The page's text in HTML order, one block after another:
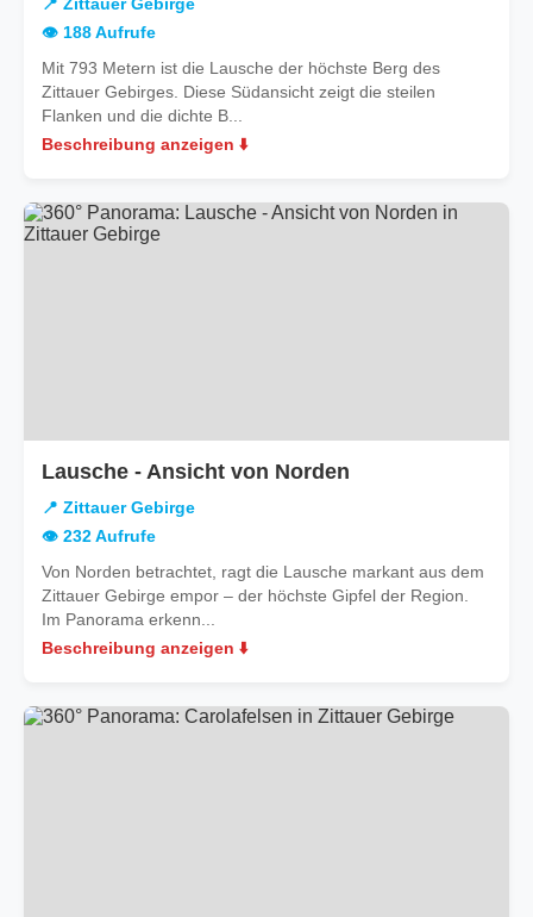
📍 Zittauer Gebirge
👁️ 188 Aufrufe
Mit 793 Metern ist die Lausche der höchste Berg des
Zittauer Gebirges. Diese Südansicht zeigt die steilen
Flanken und die dichte B...
Beschreibung anzeigen ⬇️
Lausche - Ansicht von Norden
📍 Zittauer Gebirge
👁️ 232 Aufrufe
Von Norden betrachtet, ragt die Lausche markant aus dem
Zittauer Gebirge empor – der höchste Gipfel der Region.
Im Panorama erkenn...
Beschreibung anzeigen ⬇️